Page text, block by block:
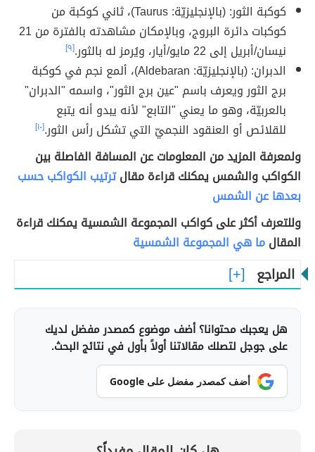
كوكبة الثور: (بالإنجليزيّة: Taurus)، ثاني كوكبة من
كوكبات دائرة البروج، وبالإمكان مشاهدته بالفترة من 21
نيسان/أبريل إلى 22 مايو/أيار، ويُرمز له بالثور.
[٩]
الدبران: (بالإنجليزيّة: Aldebaran)، ألمع نجم في كوكبة
برج الثور ويعرف باسم "عين برج الثور"، واسمه "الدبران"
بالعربيّة، وهو ما يعني "التابع" لأنه يبدو أنه يتبع
للقلائص أو العنقود النجميّ التي تشكل رأس الثور.[١٠]
ولمعرفة المزيد من المعلومات عن المسافة الفاصلة بين
الكواكب والشمس يمكنك قراءة مقالترتيب الكواكب حسب
بعدها عن الشمس
وللتعرف أكثر على كواكب المجموعة الشمسية يمكنك قراءة
المقالما هي المجموعة الشمسية
المراجع
هل يعجبك محتوانا؟ أضف موضوع كمصدر مفضل لديك
على جوجل لتصلك مقالاتنا أولاً بأول في نتائج البحث.
أضف كمصدر مفضل على Google